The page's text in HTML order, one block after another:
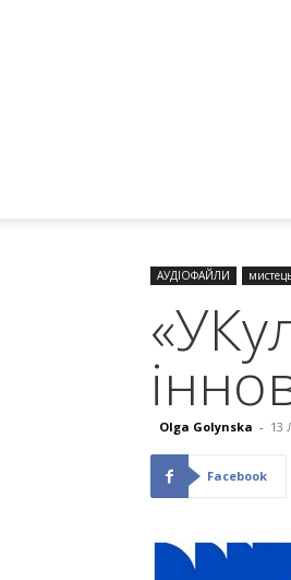
АУДІОФАЙЛИ
Olga Golynska - 13
Facebook